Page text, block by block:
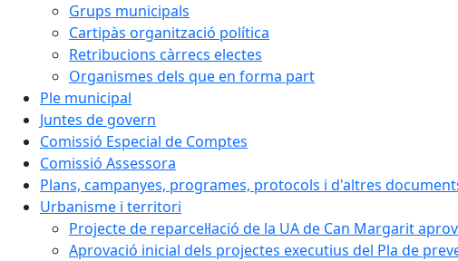
Grups municipals
Cartipàs organització política
Retribucions càrrecs electes
Organismes dels que en forma part
Ple municipal
Juntes de govern
Comissió Especial de Comptes
Comissió Assessora
Plans, campanyes, programes, protocols i d'altres
Urbanisme i territori
Projecte de reparcel·lació de la UA de Can Margarit
Aprovació inicial dels projectes executius del Pla de